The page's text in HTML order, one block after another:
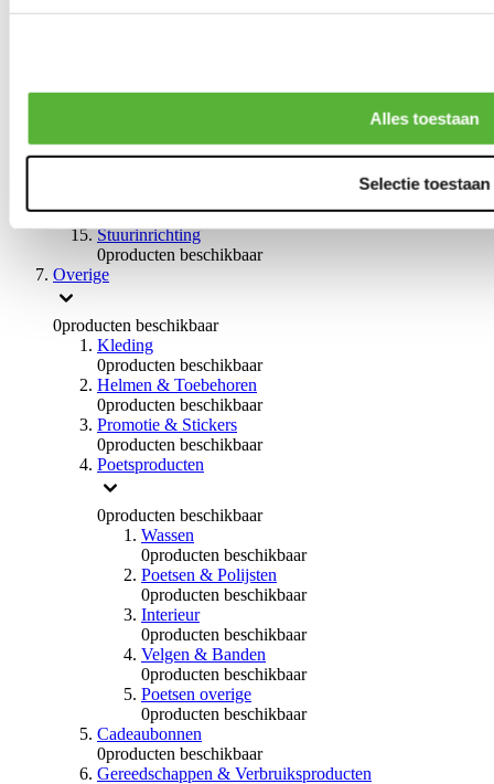
Alles toestaan
Selectie toestaan
0producten beschikbaar
0producten beschikbaar
Remmen overige
0producten beschikbaar
Stuurinrichting
0producten beschikbaar
Overige
0producten beschikbaar
Kleding
0producten beschikbaar
Helmen & Toebehoren
0producten beschikbaar
Promotie & Stickers
0producten beschikbaar
Poetsproducten
0producten beschikbaar
Wassen
0producten beschikbaar
Poetsen & Polijsten
0producten beschikbaar
Interieur
0producten beschikbaar
Velgen & Banden
0producten beschikbaar
Poetsen overige
0producten beschikbaar
Cadeaubonnen
0producten beschikbaar
Gereedschappen & Verbruiksproducten